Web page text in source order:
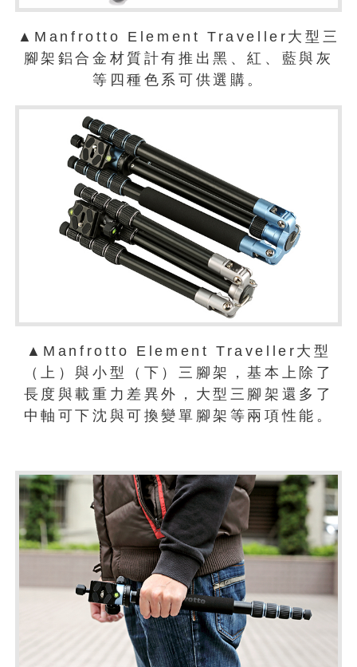
▲Manfrotto Element Traveller大型三
腳架鋁合金材質計有推出黑、紅、藍與灰
等四種色系可供選購。
▲Manfrotto Element Traveller大型
（上）與小型（下）三腳架，基本上除了
長度與載重力差異外，大型三腳架還多了
中軸可下沈與可換變單腳架等兩項性能。